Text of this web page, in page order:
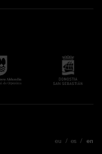
eu es en